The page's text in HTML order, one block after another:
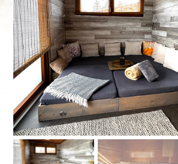
BUCHEN
GUTSCHEINE
INFORMATIONEN
FINNHÜTTEN URLAUB
MEIN KONTO